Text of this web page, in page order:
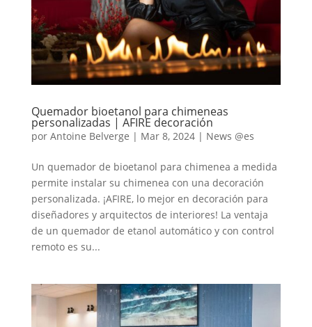
Quemador bioetanol para chimeneas
personalizadas | AFIRE decoración
por Antoine Belverge | Mar 8, 2024| News @es
Un quemador de bioetanol para chimenea a medida
permite instalar su chimenea con una decoración
personalizada. ¡AFIRE, lo mejor en decoración para
diseñadores y arquitectos de interiores! La ventaja
de un quemador de etanol automático y con control
remoto es su...